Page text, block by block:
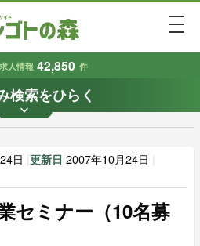
人情報 42,850 件
検索をひらく
keyboard_arrow_down
から探す
業種で探す
賃金で探す
日 更新日 2007年10月24日
セミナー（10名募